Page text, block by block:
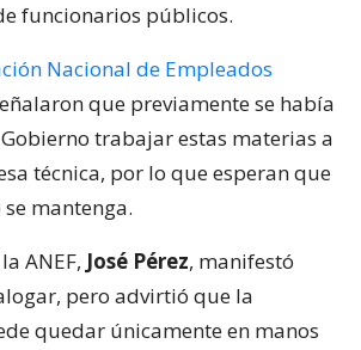
funcionarios públicos.
Nacional de Empleados
que previamente se había
trabajar estas materias a
técnica, por lo que esperan que
mantenga.
ANEF, José Pérez, manifestó
pero advirtió que la
quedar únicamente en manos